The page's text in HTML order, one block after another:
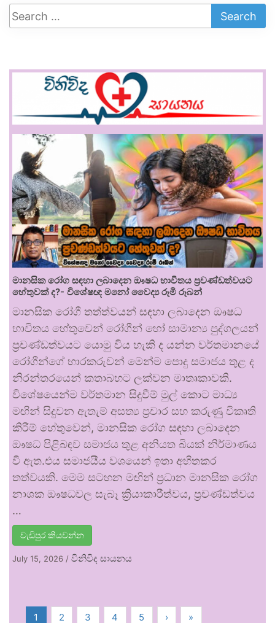
මානසික රෝග සඳහා ලබාදෙන ඖෂධ භාවිතය ප්‍රචණ්ඩත්වයට
හේතුවක් ද?- විශේෂඥ මනෝ වෛද්‍ය රූමි රූබන්
මානසික රෝගී තත්ත්වයන් සඳහා ලබාදෙන ඖෂධ
භාවිතය හේතුවෙන් රෝගීන් හෝ සාමාන්‍ය පුද්ගලයන්
ප්‍රචණ්ඩත්වයට යොමු විය හැකි ද යන්න වර්තමානයේ
රෝගීන්ගේ භාරකරුවන් මෙන්ම පොදු සමාජය තුළ ද
නිරන්තරයෙන් කතාබහට ලක්වන මාතෘකාවකි.
විශේෂයෙන්ම වර්තමාන සිදුවීම් මුල් කොට මාධ්‍ය
මඟින් සිදුවන ඇතැම් අසත්‍ය ප්‍රචාර සහ කරුණු විකෘති
කිරීම් හේතුවෙන්, මානසික රෝග සඳහා ලබාදෙන
ඖෂධ පිළිබඳව සමාජය තුළ අනියත බියක් නිර්මාණය
වී ඇත.එය සමාජයීය වශයෙන් ඉතා අහිතකර
තත්වයකි. මෙම සටහන මඟින් ප්‍රධාන මානසික රෝග
නාශක ඖෂධවල සැබෑ ක්‍රියාකාරීත්වය, ප්‍රචණ්ඩත්වය
…
වැඩිපුර කියවන්න
July 15, 2026 / විනිවිද සායනය
1 2 3 4 5 › »